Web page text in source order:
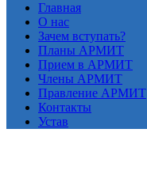
Главная
О нас
Зачем вступать?
Планы АРМИТ
Прием в АРМИТ
Члены АРМИТ
Правление АРМИТ
Контакты
Устав